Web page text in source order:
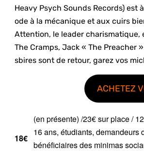
Heavy Psych Sounds Records) est
ode à la mécanique et aux cuirs
Attention, le leader charismatique,
The Cramps, Jack « The Preacher
sbires sont de retour, garez vos
ACHETEZ
18€
(en présente) /23€ sur place /
16 ans, étudiants, demandeurs
bénéficiaires des minimas